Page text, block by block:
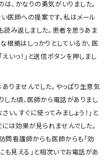
、かなりの勇気がいりました。
医師への提案です。私はメール
読み返しました。患者を思うあま
根拠はしっかりとしているか、医
いっ！」と送信ボタンを押しまし
りませんでした。やっぱり生意気
した頃、医師から電話がありまし
い。すぐに使ってみましょう！」と
は効果が見られませんでした。
問看護師からも医師からも「効
も見える」と相次いでお電話があ